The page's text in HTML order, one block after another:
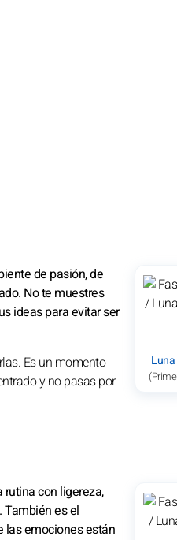
de pasión, de
No te muestres
ideas para evitar ser
Es un momento
y no pasas por
con ligereza,
También es el
las emociones están